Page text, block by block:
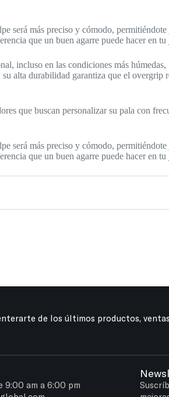
será más preciso y cómodo,
que un buen agarre puede hacer en tu
incluso en las condiciones más
alta durabilidad garantiza que el
que buscan personalizar su pala con
será más preciso y cómodo,
que un buen agarre puede hacer en tu
de los últimos productos,
9:00 am a 6:00 pm